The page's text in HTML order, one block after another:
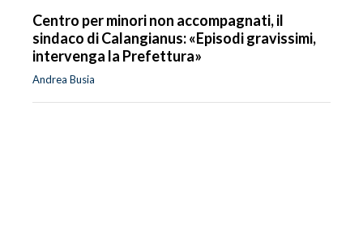
Centro per minori non accompagnati, il
sindaco di Calangianus: «Episodi gravissimi,
intervenga la Prefettura»
Andrea Busia